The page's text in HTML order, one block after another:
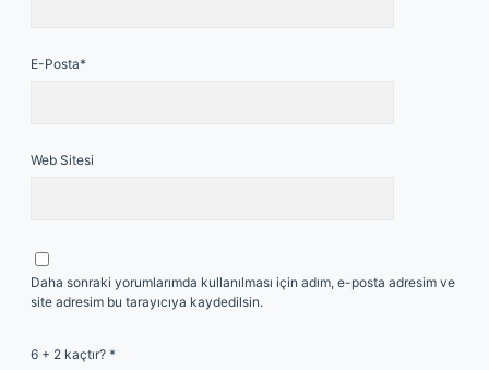
E-Posta*
Web Sitesi
Daha sonraki yorumlarımda kullanılması için adım, e-posta adresim ve
site adresim bu tarayıcıya kaydedilsin.
6 + 2 kaçtır? *